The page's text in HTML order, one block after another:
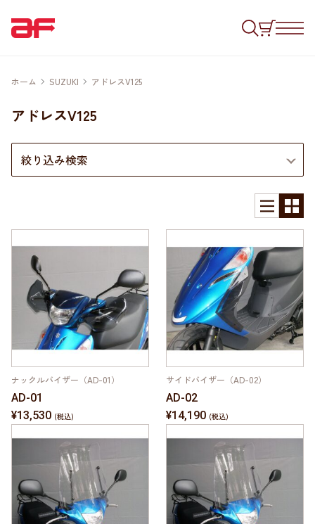
ホーム SUZUKI アドレスV125
アドレスV125
絞り込み検索
ナックルバイザー（AD-01）
AD-01
¥13,530
サイドバイザー（AD-02）
AD-02
¥14,190